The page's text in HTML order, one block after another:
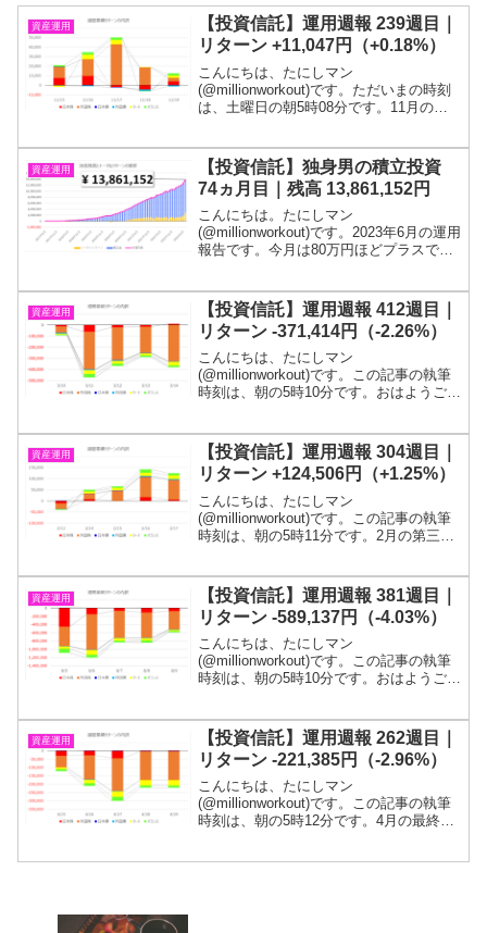
資産運用
【投資信託】運用週報 239週目｜
リターン +11,047円（+0.18%）
こんにちは、たにしマン
(@millionworkout)です。ただいまの時刻
は、土曜日の朝5時08分です。11月の第
す。目標である１億円が貯まるまでは投
信を解約する...
資産運用
【投資信託】独身男の積立投資
74ヵ月目｜残高 13,861,152円
こんにちは。たにしマン
(@millionworkout)です。2023年6月の運用
報告です。今月は80万円ほどプラスでし
ださい(; ･`д･´)「若いうちからコツ...
資産運用
【投資信託】運用週報 412週目｜
リターン -371,414円（-2.26%）
こんにちは、たにしマン
(@millionworkout)です。この記事の執筆
時刻は、朝の5時10分です。おはようござ
程度です！目標である１億円に到達する
までは投...
資産運用
【投資信託】運用週報 304週目｜
リターン +124,506円（+1.25%）
こんにちは、たにしマン
(@millionworkout)です。この記事の執筆
時刻は、朝の5時11分です。2月の第三週
である１億円に到達するまでは投信を解
約するつ...
資産運用
【投資信託】運用週報 381週目｜
リターン -589,137円（-4.03%）
こんにちは、たにしマン
(@millionworkout)です。この記事の執筆
時刻は、朝の5時10分です。おはようござ
度です！目標である１億円に到達するま
では投信...
資産運用
【投資信託】運用週報 262週目｜
リターン -221,385円（-2.96%）
こんにちは、たにしマン
(@millionworkout)です。この記事の執筆
時刻は、朝の5時12分です。4月の最終週